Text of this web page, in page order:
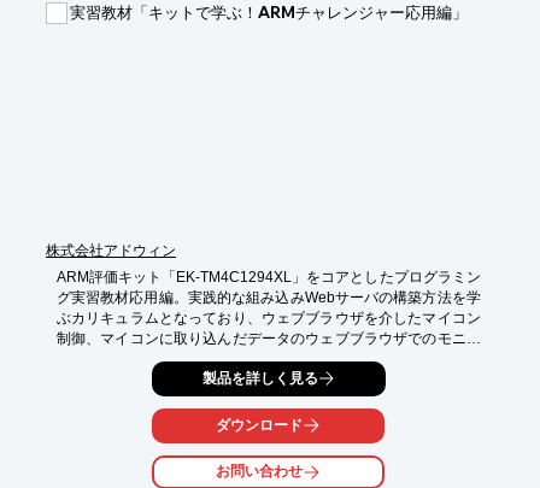
■すぐに使える教育機関向けの教材をご提供
実習教材「キットで学ぶ！ARMチャレンジャー応用編」
株式会社アドウィン
ARM評価キット「EK-TM4C1294XL」をコアとしたプログラミン
グ実習教材応用編。実践的な組み込みWebサーバの構築方法を学
ぶカリキュラムとなっており、ウェブブラウザを介したマイコン
制御、マイコンに取り込んだデータのウェブブラウザでのモニタ
リング、SDカードへのログデータの保存といった実習を取扱っ
ています。オールインワンのセット内容で教育・研修においてス
ムーズに学習を進めることができます。
◎「ARM Cortex-M4」を使用した組み込みウェブサーバの構築方
法を実践的に学習
◎課題内容からフローチャートまで丁寧に解説したPDFテキスト
製品を詳しく見る
ダウンロード
お問い合わせ